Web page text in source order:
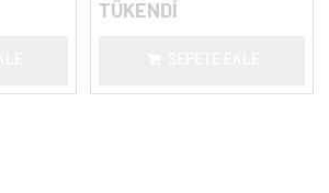
TÜKENDİ